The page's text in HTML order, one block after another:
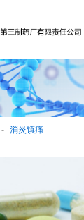
- 消炎镇痛